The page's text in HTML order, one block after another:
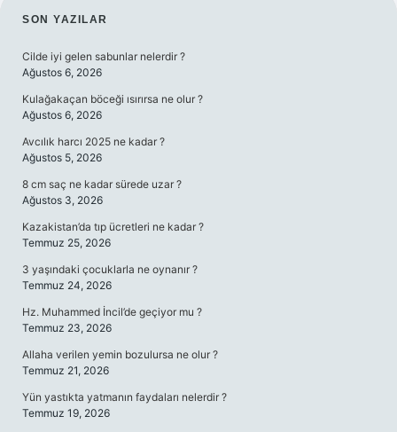
SIDEBAR
SON YAZILAR
Cilde iyi gelen sabunlar nelerdir ?
Ağustos 6, 2026
Kulağakaçan böceği ısırırsa ne olur ?
Ağustos 6, 2026
Avcılık harcı 2025 ne kadar ?
Ağustos 5, 2026
8 cm saç ne kadar sürede uzar ?
Ağustos 3, 2026
Kazakistan’da tıp ücretleri ne kadar ?
Temmuz 25, 2026
3 yaşındaki çocuklarla ne oynanır ?
Temmuz 24, 2026
Hz. Muhammed İncil’de geçiyor mu ?
Temmuz 23, 2026
Allaha verilen yemin bozulursa ne olur ?
Temmuz 21, 2026
Yün yastıkta yatmanın faydaları nelerdir ?
Temmuz 19, 2026